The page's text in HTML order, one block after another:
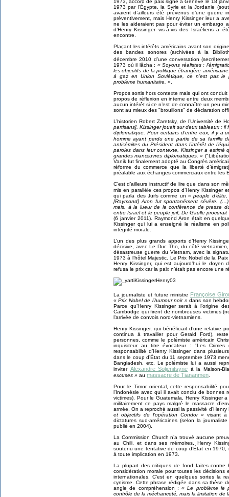
1973 par l’Égypte, la Syrie et la Jordanie
avaient d’ailleurs été prévenus d’une
préventivement, mais Henry Kissinger leur a
ne les aideraient pas pour éviter un embargo
d’Henry Kissinger vis-à-vis des Israéliens a
encontre.
Plaçant les intérêts américains avant son
des bandes sonores (archivées à la
décembre 2010 d’une conversation
1973 où il lâcha : « Soyons réalistes :
les objectifs de la politique étrangère
à gaz en Union Soviétique, ce n’est pas le
problème humanitaire. »
Propos sortis hors contexte mais qui ont
propos de réflexion en interne entre deux
aucun intérêt si ce n’est de connaître un peu
sont au mieux des "brouillons" de déclaration
L’historien Robert Zaretsky, de l’Université de
partisans], Kissinger jouait sur deux tableaux :
diplomatique. Pour certains d’entre eux, il y a
homme ayant perdu une partie de sa famille
antisémites du Président dans l’intérêt de
paroles dans leur contexte, Kissinger a estimé
grandes manœuvres diplomatiques. »
Vanik fut finalement adopté au Congrès
réforme du commerce que la liberté
préalable aux échanges commerciaux entre les
C’est d’ailleurs instructif de lire que dans son
mis en parallèle ces propos d’Henry Kissinger
qui parla des Juifs comme un « peuple
[Raymond] Aron fut spontanément sévère.
mais, à la lueur de la conférence de presse
entre Israël et le peuple juif, De Gaulle
(6 janvier 2011). Raymond Aron était en
Kissinger qui lui a enseigné le réalisme en
intégrité morale.
L’un des plus grands apports d’Henry
décisive, avec Le Duc Tho, du côté
désastreuse guerre du Vietnam, avec la
1973 à l’hôtel Majestic. Le Prix Nobel de la
Henry Kissinger, qui est aujourd’hui le
refusa le prix car la paix n’était pas encore une
La journaliste et future ministre Françoise
« Prix Nobel de l’humour noir » dans son
Parce qu’Henry Kissinger serait à l’origine
Cambodge qui firent de nombreuses victimes
l’arrivée de convois nord-vietnamiens.
Henry Kissinger, qui bénéficiait d’une relative
continua à travailler pour Gerald Ford),
personnes, comme le polémiste américain
inquisiteur au titre évocateur : "Les
responsabilité d’Henry Kissinger dans
dans le coup d’État du 11 septembre 1973
Bangladesh, etc. Le polémiste lui a aussi
inviter Alexandre Soljenitsyne à la Maison-
excuses » au massacre de Tiananmen
Pour le Timor oriental, cette responsabilité
l’Indonésie avec qui il avait conclu de bonnes
victimes). Pour le Guatemala, Henry Kissinger
militairement ce pays malgré le massacre
armée. On a reproché aussi la passivité
et objectifs de l’opération Condor » visant à
dictatures sud-américaines (selon la
publié en 2004).
La Commission Church n’a trouvé aucune
au Chili, et dans ses mémoires, Henry
soutenu une tentative de coup d’État en
à toute implication en 1973.
La plupart des critiques de fond faites contre
considération morale pour toutes les décisions
internationales. C’est en quelques sortes la
cynisme. Cette phrase rédigée dans sa thèse
angle de compréhension :« Le problème le
contrôle de la méchanceté, mais la limitation de